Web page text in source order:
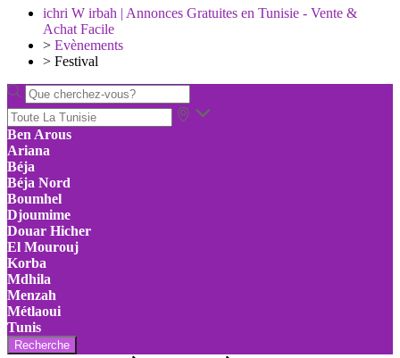
ichri W irbah | Annonces Gratuites en Tunisie - Vente &
Achat Facile
> Evènements
> Festival
Ben Arous
Ariana
Béja
Béja Nord
Boumhel
Djoumime
Douar Hicher
El Mourouj
Korba
Mdhila
Menzah
Métlaoui
Tunis
Recherche